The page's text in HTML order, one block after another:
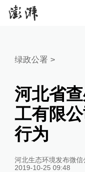
绿政公署 >
河北省
工有限
行为
河北生态环境发布微信
2019-10-25 09:48